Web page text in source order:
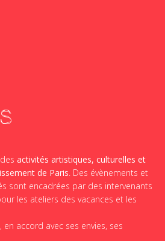
activités artistiques, culturelles et
de Paris. Des évènements et
sont encadrées par des intervenants
les ateliers des vacances et les
accord avec ses envies, ses